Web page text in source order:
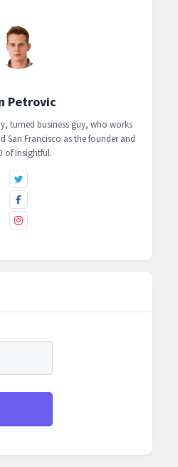
Petrovic
turned business guy, who works
San Francisco as the founder and
of ‍Insightful.